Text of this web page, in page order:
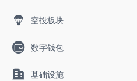
空投板块
数字钱包
基础设施